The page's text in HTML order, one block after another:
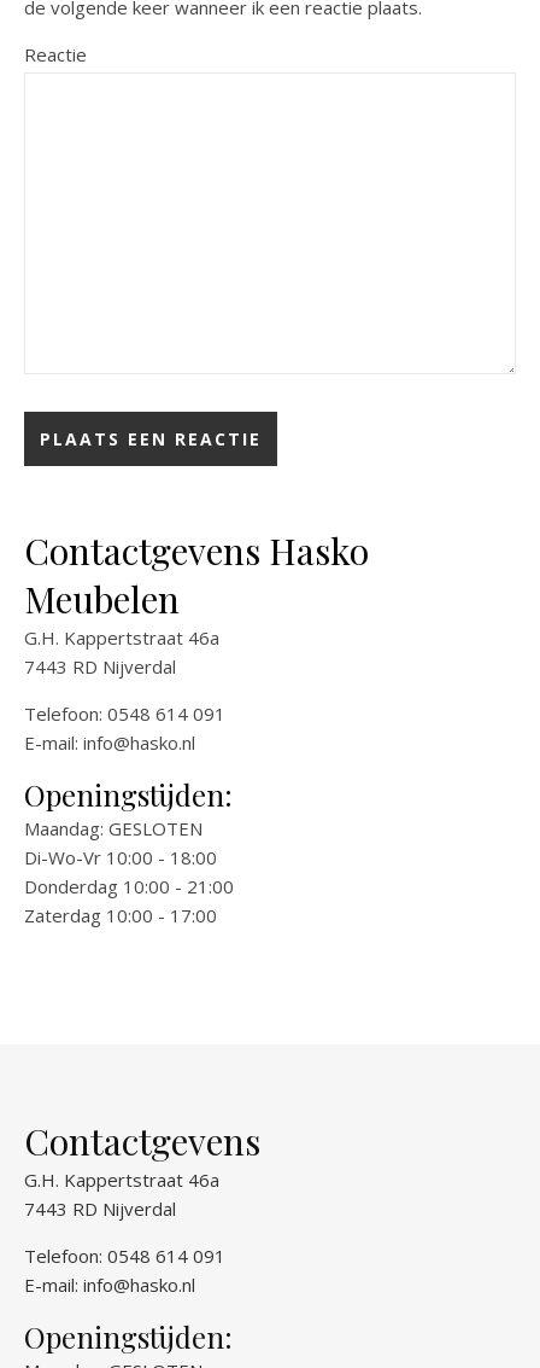
de volgende keer wanneer ik een reactie plaats.
Reactie
Contactgevens Hasko
Meubelen
G.H. Kappertstraat 46a
7443 RD Nijverdal
Telefoon: 0548 614 091
E-mail: info@hasko.nl
Openingstijden:
Maandag: GESLOTEN
Di-Wo-Vr 10:00 - 18:00
Donderdag 10:00 - 21:00
Zaterdag 10:00 - 17:00
Contactgevens
G.H. Kappertstraat 46a
7443 RD Nijverdal
Telefoon: 0548 614 091
E-mail: info@hasko.nl
Openingstijden: